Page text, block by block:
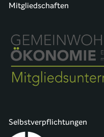
Mitgliedschaften
Selbstverpflichtungen